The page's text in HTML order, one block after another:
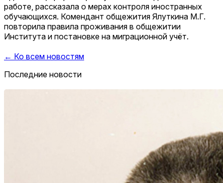
работе, рассказала о мерах контроля иностранных
обучающихся. Комендант общежития Ялуткина М.Г.
повторила правила проживания в общежитии
Института и постановке на миграционной учёт.
← Ко всем новостям
Последние новости